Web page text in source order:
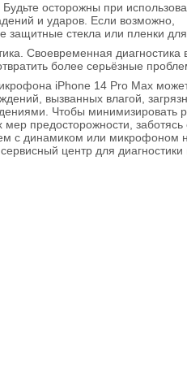
осторожны при
и ударов. Если возможно,
защитные стекла или пленки для
Своевременная диагностика
более серьёзные
iPhone 14 Pro Max
вызванных влагой,
Чтобы минимизировать
мер предосторожности, заботясь
с динамиком или микрофоном
центр для диагностики